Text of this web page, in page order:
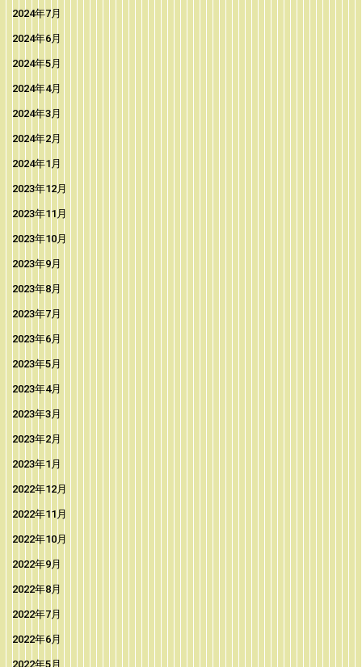
2024年7月
2024年6月
2024年5月
2024年4月
2024年3月
2024年2月
2024年1月
2023年12月
2023年11月
2023年10月
2023年9月
2023年8月
2023年7月
2023年6月
2023年5月
2023年4月
2023年3月
2023年2月
2023年1月
2022年12月
2022年11月
2022年10月
2022年9月
2022年8月
2022年7月
2022年6月
2022年5月